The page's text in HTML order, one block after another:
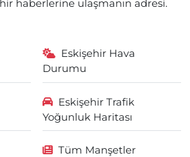
haberlerine ulaşmanın adresi.
Eskişehir Hava
Durumu
Eskişehir Trafik
Yoğunluk Haritası
Tüm Manşetler